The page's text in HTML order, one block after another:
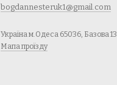
bogdannesteruk1@gmail.com
Україна м.Одеса 65036, Базова 13
Мапа проїзду